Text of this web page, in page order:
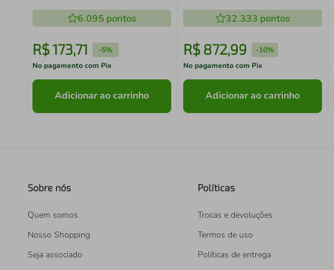
6.095pontos
R$173,71 -5%
No pagamento com Pix
Adicionar ao carrinho
32.333 pontos
R$ 872,99 -10%
No pagamento com Pix
Adicionar ao carrinho
Sobre nós
Quem somos
Nosso Shopping
Seja associado
Políticas
Trocas e devoluções
Termos de uso
Políticas de entrega